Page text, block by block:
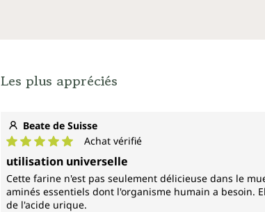
Les plus appréciés
Beate de Suisse
Note moyenne de 5 sur 5 étoiles
Achat vérifié
utilisation universelle
Cette farine n'est pas seulement délicieuse dans le
aminés essentiels dont l'organisme humain a besoin.
de l'acide urique.